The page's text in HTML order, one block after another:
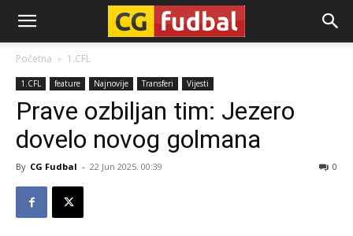
CG-
Fudbal
Početna 1.CFL
1.CFL feature Najnovije Transferi Vijesti
Prave ozbiljan tim: Jezero
dovelo novog golmana
By CG Fudbal - 22 Jun 2025. 00:39 0